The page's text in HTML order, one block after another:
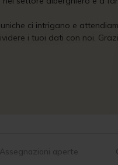
ci intrigano e
i tuoi dati con noi.
Assegnazioni aperte